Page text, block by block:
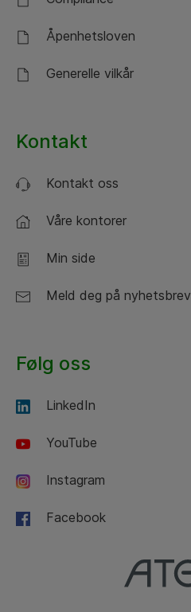
Åpenhetsloven
Generelle vilkår
Kontakt
Kontakt oss
Våre kontorer
Min side
Meld deg på nyhetsbrev
Følg oss
LinkedIn
YouTube
Instagram
Facebook